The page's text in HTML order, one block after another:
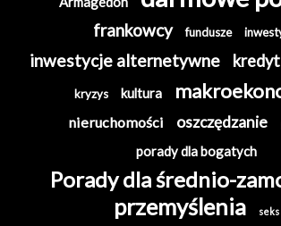
frankowcy fundusze
inwestycje alternetywne kredyt
kryzys kultura
nieruchomości oszczędzanie
porady dla bogatych
Porady dla średnio-
przemyślenia seks